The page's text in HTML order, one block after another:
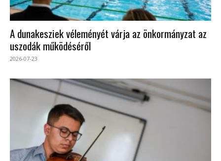
A dunakesziek véleményét várja az önkormányzat az
uszodák működéséről
2026-07-23